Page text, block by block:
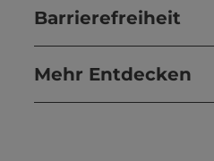
Barrierefreiheit
Mehr Entdecken